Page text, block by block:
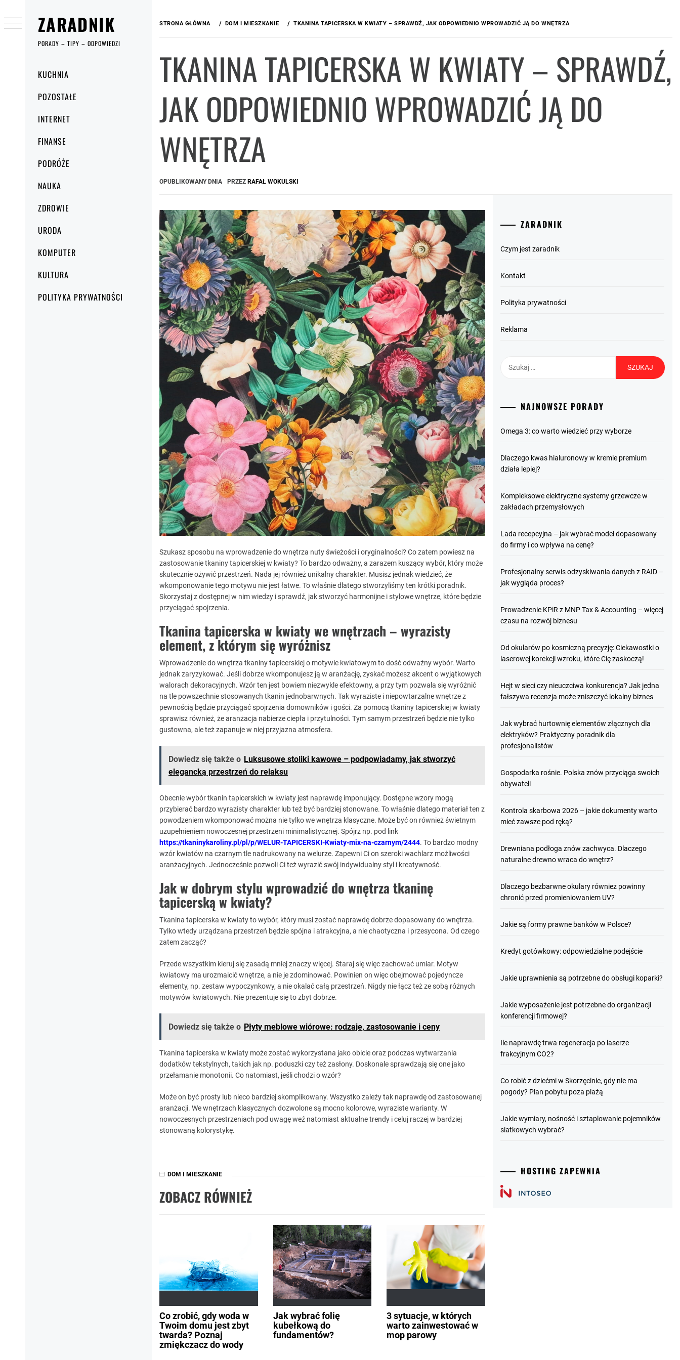
ZARADNIK
PORADY – TIPY – ODPOWIEDZI
główneKUCHNIA
POZOSTAŁE
INTERNET
FINANSE
PODRÓŻE
NAUKA
ZDROWIE
URODA
KOMPUTER
KULTURA
POLITYKA PRYWATNOŚCI
do
treści
STRONA GŁÓWNA DOM I MIESZKANIE TKANINA TAPICERSKA W KWIATY – SPRAWDŹ, JAK ODPOWIEDNIO WPROWADZIĆ JĄ DO WNĘTRZA
TKANINA TAPICERSKA W KWIATY – SPRAWDŹ,
JAK ODPOWIEDNIO WPROWADZIĆ JĄ DO
WNĘTRZA
OPUBLIKOWANY DNIA PRZEZ RAFAŁ WOKULSKI
Szukasz sposobu na wprowadzenie do wnętrza nuty świeżości i oryginalności? Co zatem powiesz na
zastosowanie tkaniny tapicerskiej w kwiaty? To bardzo odważny, a zarazem kuszący wybór, który może
skutecznie ożywić przestrzeń. Nada jej również unikalny charakter. Musisz jednak wiedzieć, że
wkomponowanie tego motywu nie jest łatwe. To właśnie dlatego stworzyliśmy ten krótki poradnik.
Skorzystaj z dostępnej w nim wiedzy i sprawdź, jak stworzyć harmonijne i stylowe wnętrze, które będzie
przyciągać spojrzenia.
Tkanina tapicerska w kwiaty we wnętrzach – wyrazisty
element, z którym się wyróżnisz
Wprowadzenie do wnętrza tkaniny tapicerskiej o motywie kwiatowym to dość odważny wybór. Warto
jednak zaryzykować. Jeśli dobrze wkomponujesz ją w aranżację, zyskać możesz akcent o wyjątkowych
walorach dekoracyjnych. Wzór ten jest bowiem niezwykle efektowny, a przy tym pozwala się wyróżnić
na tle powszechnie stosowanych tkanin jednobarwnych. Tak wyraziste i niepowtarzalne wnętrze z
pewnością będzie przyciągać spojrzenia domowników i gości. Za pomocą tkaniny tapicerskiej w kwiaty
sprawisz również, że aranżacja nabierze ciepła i przytulności. Tym samym przestrzeń będzie nie tylko
gustowna, ale też zapanuje w niej przyjazna atmosfera.
Dowiedz się także o Luksusowe stoliki kawowe – podpowiadamy, jak stworzyć
elegancką przestrzeń do relaksu
Obecnie wybór tkanin tapicerskich w kwiaty jest naprawdę imponujący. Dostępne wzory mogą
przybierać bardzo wyrazisty charakter lub też być bardziej stonowane. To właśnie dlatego materiał ten z
powodzeniem wkomponować można nie tylko we wnętrza klasyczne. Może być on również świetnym
uzupełnieniem nowoczesnej przestrzeni minimalistycznej. Spójrz np. pod link
https://tkaninykaroliny.pl/pl/p/WELUR-TAPICERSKI-Kwiaty-mix-na-czarnym/2444. To bardzo modny
wzór kwiatów na czarnym tle nadrukowany na welurze. Zapewni Ci on szeroki wachlarz możliwości
aranżacyjnych. Jednocześnie pozwoli Ci też wyrazić swój indywidualny styl i kreatywność.
Jak w dobrym stylu wprowadzić do wnętrza tkaninę
tapicerską w kwiaty?
Tkanina tapicerska w kwiaty to wybór, który musi zostać naprawdę dobrze dopasowany do wnętrza.
Tylko wtedy urządzana przestrzeń będzie spójna i atrakcyjna, a nie chaotyczna i przesycona. Od czego
zatem zacząć?
Przede wszystkim kieruj się zasadą mniej znaczy więcej. Staraj się więc zachować umiar. Motyw
kwiatowy ma urozmaicić wnętrze, a nie je zdominować. Powinien on więc obejmować pojedyncze
elementy, np. zestaw wypoczynkowy, a nie okalać całą przestrzeń. Nigdy nie łącz też ze sobą różnych
motywów kwiatowych. Nie prezentuje się to zbyt dobrze.
Dowiedz się także o Płyty meblowe wiórowe: rodzaje, zastosowanie i ceny
Tkanina tapicerska w kwiaty może zostać wykorzystana jako obicie oraz podczas wytwarzania
dodatków tekstylnych, takich jak np. poduszki czy też zasłony. Doskonale sprawdzają się one jako
przełamanie monotonii. Co natomiast, jeśli chodzi o wzór?
Może on być prosty lub nieco bardziej skomplikowany. Wszystko zależy tak naprawdę od zastosowanej
aranżacji. We wnętrzach klasycznych dozwolone są mocno kolorowe, wyraziste warianty. W
nowoczesnych przestrzeniach pod uwagę weź natomiast aktualne trendy i celuj raczej w bardziej
stonowaną kolorystykę.
DOM I MIESZKANIE
ZOBACZ RÓWNIEŻ
Co zrobić, gdy woda w
Twoim domu jest zbyt
twarda? Poznaj
zmiękczacz do wody
Jak wybrać folię
kubełkową do
fundamentów?
3 sytuacje, w których
warto zainwestować w
mop parowy
ZARADNIK
Czym jest zaradnik
Kontakt
Polityka prywatności
Reklama
NAJNOWSZE PORADY
Omega 3: co warto wiedzieć przy wyborze
Dlaczego kwas hialuronowy w kremie premium
działa lepiej?
Kompleksowe elektryczne systemy grzewcze w
zakładach przemysłowych
Lada recepcyjna – jak wybrać model dopasowany
do firmy i co wpływa na cenę?
Profesjonalny serwis odzyskiwania danych z RAID –
jak wygląda proces?
Prowadzenie KPiR z MNP Tax & Accounting – więcej
czasu na rozwój biznesu
Od okularów po kosmiczną precyzję: Ciekawostki o
laserowej korekcji wzroku, które Cię zaskoczą!
Hejt w sieci czy nieuczciwa konkurencja? Jak jedna
fałszywa recenzja może zniszczyć lokalny biznes
Jak wybrać hurtownię elementów złącznych dla
elektryków? Praktyczny poradnik dla
profesjonalistów
Gospodarka rośnie. Polska znów przyciąga swoich
obywateli
Kontrola skarbowa 2026 – jakie dokumenty warto
mieć zawsze pod ręką?
Drewniana podłoga znów zachwyca. Dlaczego
naturalne drewno wraca do wnętrz?
Dlaczego bezbarwne okulary również powinny
chronić przed promieniowaniem UV?
Jakie są formy prawne banków w Polsce?
Kredyt gotówkowy: odpowiedzialne podejście
Jakie uprawnienia są potrzebne do obsługi koparki?
Jakie wyposażenie jest potrzebne do organizacji
konferencji firmowej?
Ile naprawdę trwa regeneracja po laserze
frakcyjnym CO2?
Co robić z dziećmi w Skorzęcinie, gdy nie ma
pogody? Plan pobytu poza plażą
Jakie wymiary, nośność i sztaplowanie pojemników
siatkowych wybrać?
HOSTING ZAPEWNIA